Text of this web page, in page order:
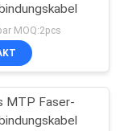
MOQ:2pcs
MTP Faser-